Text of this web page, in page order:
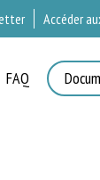
Accéder
FAQ